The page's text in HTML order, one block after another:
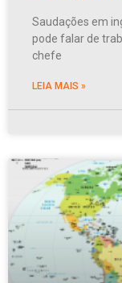
Saudações em
pode falar de
chefe
LEIA MAIS »